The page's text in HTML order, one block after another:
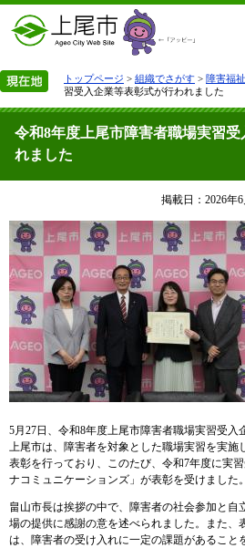
トップページ > 組織でさがす > 障害福
習受入企業等表彰式が行われました
令和8年度上尾市障害者職場実習
れました
掲載日：2026年
5月27日、令和8年度上尾市障害者職場実習受入
上尾市は、障害者を対象とした職場実習を実
表彰を行っており、このたび、令和7年度に実
ナコミュニケーションズ」が表彰を受けました。
畠山市長は挨拶の中で、障害者の社会参加と自
場の提供に感謝の意を述べられました。また、
は、障害者の受け入れに一定の課題があること